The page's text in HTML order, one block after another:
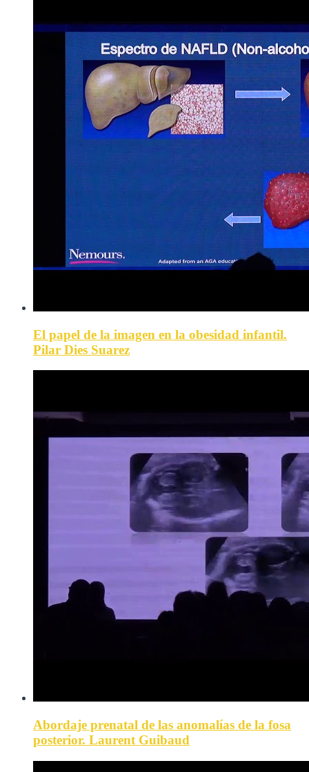
El papel de la imagen en la obesidad infantil.
Pilar Dies Suarez
Abordaje prenatal de las anomalías de la fosa
posterior. Laurent Guibaud